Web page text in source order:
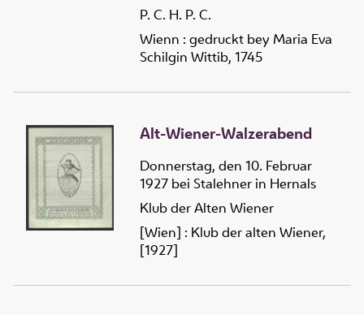
P. C. H. P. C.
Wienn : gedruckt bey Maria Eva
Schilgin Wittib, 1745
Alt-Wiener-Walzerabend
Donnerstag, den 10. Februar
1927 bei Stalehner in Hernals
Klub der Alten Wiener
[Wien] : Klub der alten Wiener,
[1927]